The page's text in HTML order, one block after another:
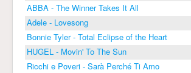
ABBA - The Winner Takes It All
Adele - Lovesong
Bonnie Tyler - Total Eclipse of the Heart
HUGEL - Movin' To The Sun
Ricchi e Poveri - Sarà Perché Ti Amo